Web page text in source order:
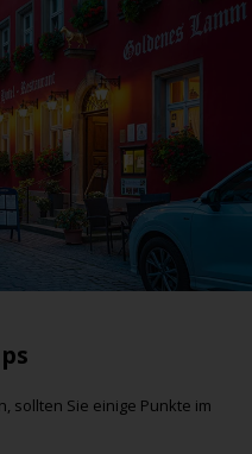
sollten Sie einige Punkte im